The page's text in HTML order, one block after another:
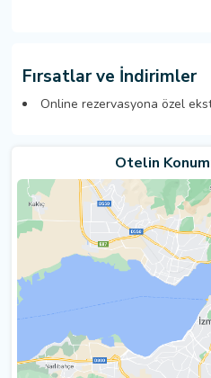
Fırsatlar ve İndirimler
Online rezervasyona özel
Otelin